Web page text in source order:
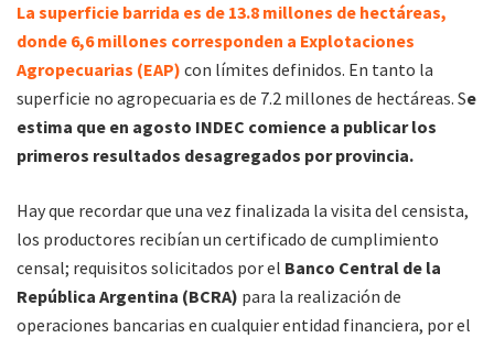
La superficie barrida es de 13.8 millones de hectáreas,
donde 6,6 millones corresponden a Explotaciones
Agropecuarias (EAP) con límites definidos. En tanto la
superficie no agropecuaria es de 7.2 millones de hectáreas. Se
estima que en agosto INDEC comience a publicar los
primeros resultados desagregados por provincia.
Hay que recordar que una vez finalizada la visita del censista,
los productores recibían un certificado de cumplimiento
censal; requisitos solicitados por el Banco Central de la
República Argentina (BCRA) para la realización de
operaciones bancarias en cualquier entidad financiera, por el